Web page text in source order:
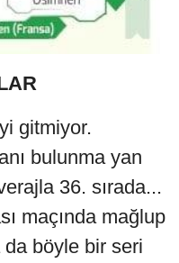
gitmiyor.
bulunma yan
36. sırada...
maçında mağlup
da böyle bir seri